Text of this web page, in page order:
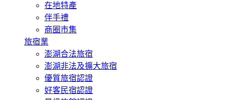
在地特產
伴手禮
商圈市集
旅宿業
澎湖合法旅宿
澎湖非法及擴大旅宿
優質旅宿認證
好客民宿認證